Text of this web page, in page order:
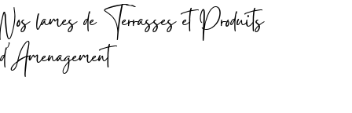
Nos lames de Terrasses et Produits
d'Amenagement